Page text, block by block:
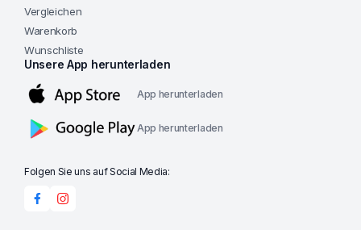
Vergleichen
Warenkorb
Wunschliste
Unsere App herunterladen
App herunterladen
App herunterladen
Folgen Sie uns auf Social Media: